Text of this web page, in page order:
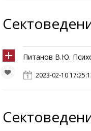
Питанов В.Ю.
2023-02-10